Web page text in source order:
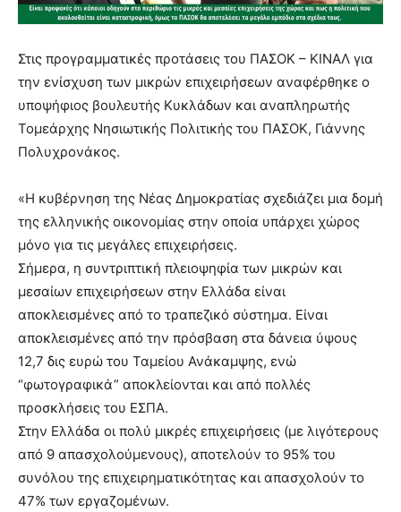
Στις προγραμματικές προτάσεις του ΠΑΣΟΚ – ΚΙΝΑΛ για
την ενίσχυση των μικρών επιχειρήσεων αναφέρθηκε ο
υποψήφιος βουλευτής Κυκλάδων και αναπληρωτής
Τομεάρχης Νησιωτικής Πολιτικής του ΠΑΣΟΚ, Γιάννης
Πολυχρονάκος.
«Η κυβέρνηση της Νέας Δημοκρατίας σχεδιάζει μια δομή
της ελληνικής οικονομίας στην οποία υπάρχει χώρος
μόνο για τις μεγάλες επιχειρήσεις.
Σήμερα, η συντριπτική πλειοψηφία των μικρών και
μεσαίων επιχειρήσεων στην Ελλάδα είναι
αποκλεισμένες από το τραπεζικό σύστημα. Είναι
αποκλεισμένες από την πρόσβαση στα δάνεια ύψους
12,7 δις ευρώ του Ταμείου Ανάκαμψης, ενώ
“φωτογραφικά” αποκλείονται και από πολλές
προσκλήσεις του ΕΣΠΑ.
Στην Ελλάδα οι πολύ μικρές επιχειρήσεις (με λιγότερους
από 9 απασχολούμενους), αποτελούν το 95% του
συνόλου της επιχειρηματικότητας και απασχολούν το
47% των εργαζομένων.